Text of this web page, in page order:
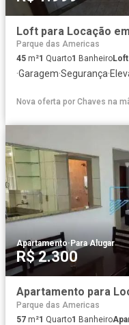
Parque das Americas
45 m²1 Quarto1 BanheiroLoft
·Garagem·Segurança·
Nova oferta por Chaves na
Apartamento· Para Alugar
R$ 2.300
Parque das Americas
57 m²1 Quarto1 Banheiro